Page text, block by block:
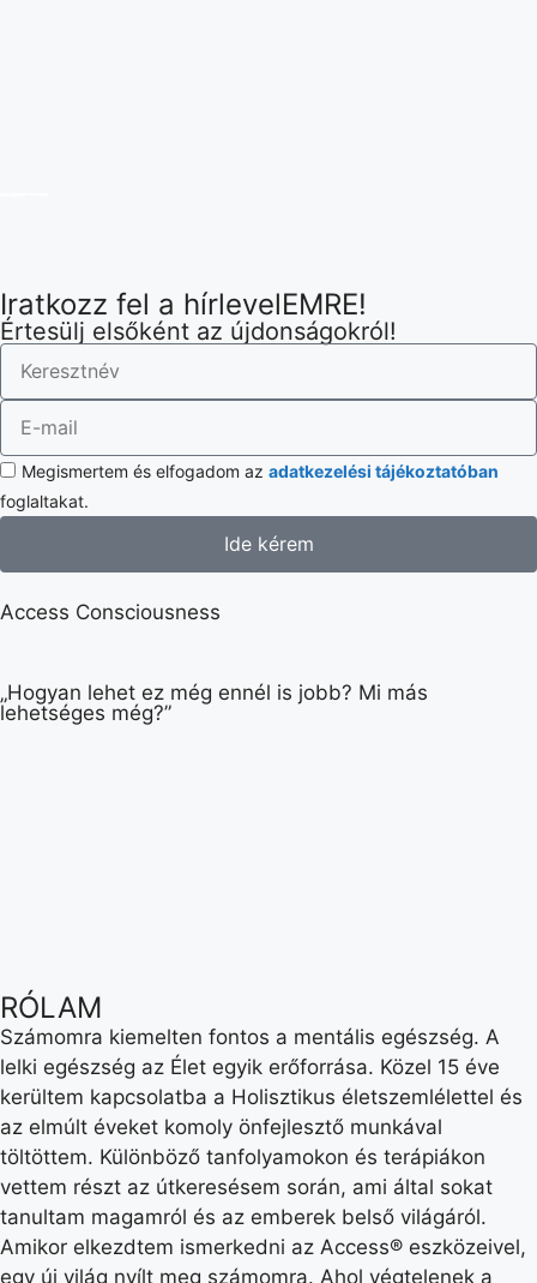
Iratkozz fel a hírlevelEMRE!
Értesülj elsőként az újdonságokról!
Megismertem és elfogadom az adatkezelési tájékoztatóban
foglaltakat.
Ide kérem
Access Consciousness
„Hogyan lehet ez még ennél is jobb? Mi más
lehetséges még?”
RÓLAM
Számomra kiemelten fontos a mentális egészség. A
lelki egészség az Élet egyik erőforrása. Közel 15 éve
kerültem kapcsolatba a Holisztikus életszemlélettel és
az elmúlt éveket komoly önfejlesztő munkával
töltöttem. Különböző tanfolyamokon és terápiákon
vettem részt az útkeresésem során, ami által sokat
tanultam magamról és az emberek belső világáról.
Amikor elkezdtem ismerkedni az Access® eszközeivel,
egy új világ nyílt meg számomra. Ahol végtelenek a